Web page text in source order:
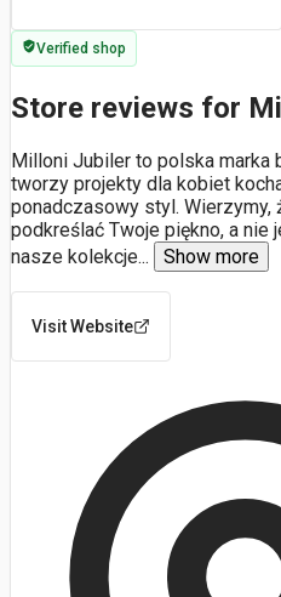
Verified shop
Store reviews for
Milloni Jubiler to polska marka
tworzy projekty dla kobiet
ponadczasowy styl. Wierzymy,
podkreślać Twoje piękno, a
nasze kolekcje... Show more
Visit Website